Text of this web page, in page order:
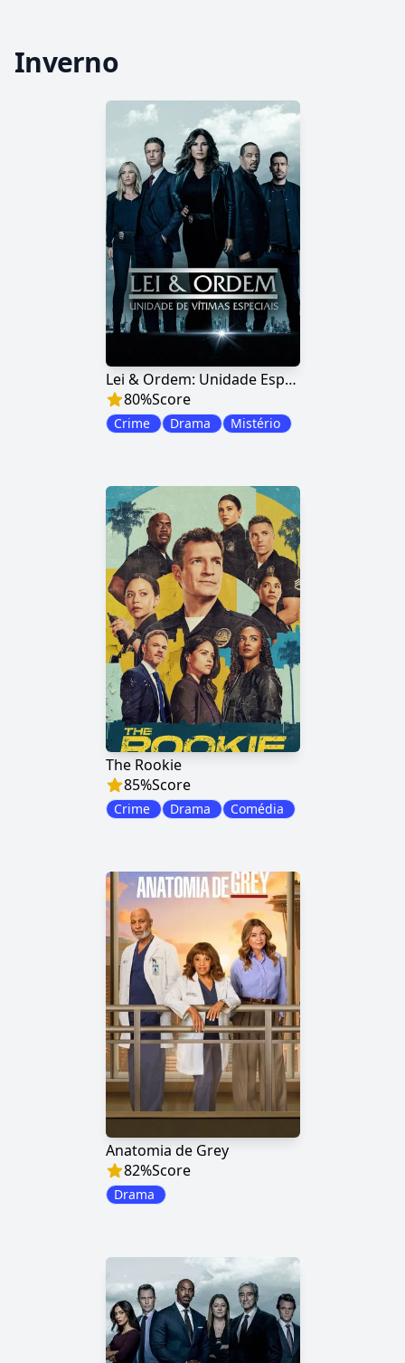
Inverno
Lei & Ordem: Unidade Especial
80%Score
Crime Drama Mistério
The Rookie
85%Score
Crime Drama Comédia
Anatomia de Grey
82%Score
Drama